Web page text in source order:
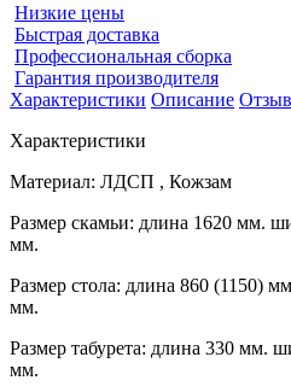
Низкие цены
Быстрая доставка
Профессиональная сборка
Гарантия производителя
Характеристики Описание
Характеристики
Материал: ЛДСП , Кожзам
Размер скамьи: длина 1620 мм.
мм.
Размер стола: длина 860 (1150)
мм.
Размер табурета: длина 330 мм.
мм.